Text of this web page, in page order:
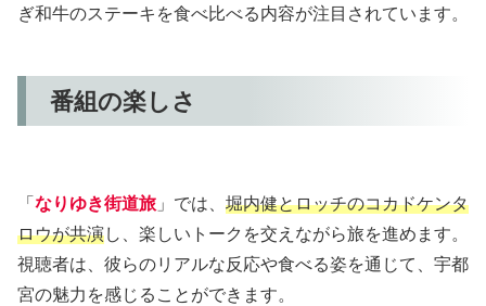
ぎ和牛のステーキを食べ比べる内容が注目されています。
番組の楽しさ
「なりゆき街道旅 」では、 堀内健とロッチのコカドケンタ
ロウが共演し、楽しいトークを交えながら旅を進めます。
視聴者は、彼らのリアルな反応や食べる姿を通じて、宇都
宮の魅力を感じることができます。